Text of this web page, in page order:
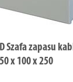
Szafa zapasu
x 100 x 250